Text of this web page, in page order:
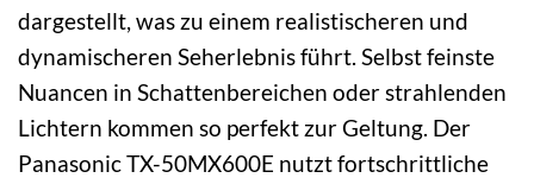
dargestellt, was zu einem realistischeren und
dynamischeren Seherlebnis führt. Selbst feinste
Nuancen in Schattenbereichen oder strahlenden
Lichtern kommen so perfekt zur Geltung. Der
Panasonic TX-50MX600E nutzt fortschrittliche